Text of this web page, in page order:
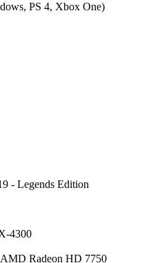
PS 4, Xbox One)
- Legends Edition
4300
Radeon HD 7750